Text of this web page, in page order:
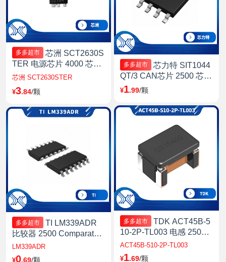
多多超市
芯洲 SCT2630S
TER 电源芯片 4000 芯洲-
12-V, 24-V, 48-V Industry
芯洲 SCT2630STER
¥3.84/颗
多多超市
TI LM339ADR
比较器 2500 Comparator
Quad R-R O/P ±15V/30V
上海
LM339ADR
¥0.69/颗
多多超市
芯力特 SIT1044
QT/3 CAN芯片 2500 芯力
特(SIT)-SIT1044QT/3 SO
¥1.99/颗
多多超市
TDK ACT45B-5
10-2P-TL003 电感 2500 T
DK-共模电感,1ohms/51u
H/0.2A, 上海
ACT45B-510-2P-TL003
¥1.69/颗